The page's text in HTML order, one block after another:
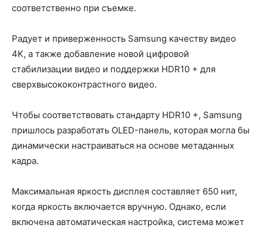
соответственно при съемке.
Радует и приверженность Samsung качеству видео
4K, а также добавление новой цифровой
стабилизации видео и поддержки HDR10 + для
сверхвысококонтрастного видео.
Чтобы соответствовать стандарту HDR10 +, Samsung
пришлось разработать OLED-панель, которая могла бы
динамически настраиваться на основе метаданных
кадра.
Максимальная яркость дисплея составляет 650 нит,
когда яркость включается вручную. Однако, если
включена автоматическая настройка, система может